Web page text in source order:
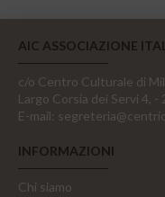
AIC ASSOCIAZIONE
c/o Centro Culturale di
Largo Corsia dei Servi 4, -
E-mail:
INFORMAZIONI
Chi siamo